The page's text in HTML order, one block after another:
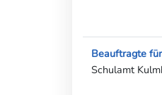
Beauftragte
Schulamt